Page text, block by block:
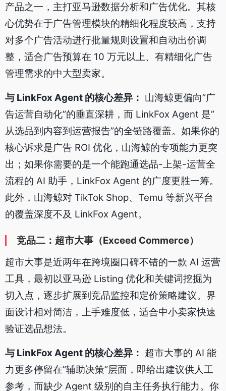
产品之一，主打亚马逊数据分析和广告优化。其核
心优势在于广告管理模块的精细化程度较高，支持
对多个广告活动进行批量规则设置和自动出价调
整，适合广告预算在 10 万元以上、有精细化广告
管理需求的中大型卖家。
与 LinkFox Agent 的核心差异： 山海鲸更偏向”广
告运营自动化”的垂直深耕，而 LinkFox Agent 是”
从选品到内容到运营报告”的全链路覆盖。如果你的
核心诉求是广告 ROI 优化，山海鲸的专项能力更突
出；如果你需要的是一个能跑通选品-上架-运营全
流程的 AI 助手，LinkFox Agent 的广度更胜一筹。
此外，山海鲸对 TikTok Shop、Temu 等新兴平台
的覆盖深度不及 LinkFox Agent。
竞品二：超市大事（Exceed Commerce）
超市大事是近两年在跨境圈口碑不错的一款 AI 运营
工具，最初以亚马逊 Listing 优化和关键词挖掘为
切入点，逐步扩展到竞品监控和定价策略建议。界
面设计相对简洁，上手难度低，适合中小卖家快速
验证选品想法。
与 LinkFox Agent 的核心差异： 超市大事的 AI 能
力更多停留在”辅助决策”层面，即给出建议供人工
参考，而缺少 Agent 级别的自主任务执行能力。你